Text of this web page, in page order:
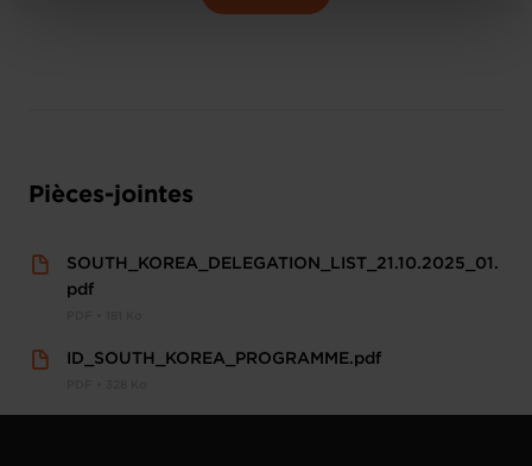
Pièces-jointes
SOUTH_KOREA_DELEGATION_LIST_21.10.2025_01.
pdf
ID_SOUTH_KOREA_PROGRAMME.pdf